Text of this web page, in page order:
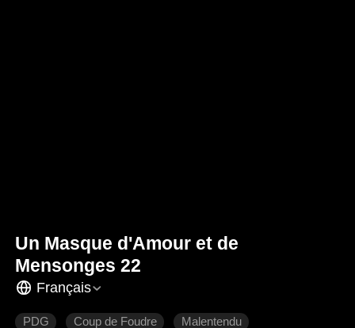
Un Masque d'Amour et de
Mensonges 22
Français
PDG Coup de Foudre Malentendu